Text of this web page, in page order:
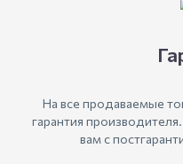
На все продаваемые
гарантия
вам с